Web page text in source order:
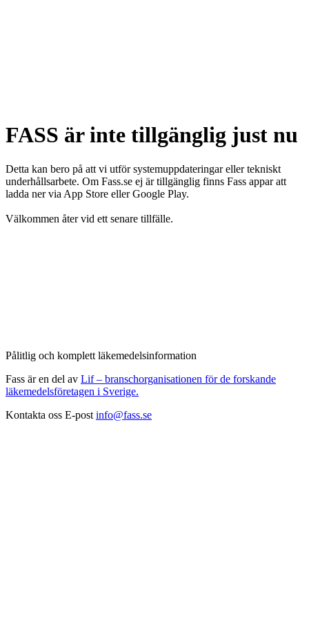
FASS är inte tillgänglig just nu
Detta kan bero på att vi utför systemuppdateringar eller tekniskt
underhållsarbete. Om Fass.se ej är tillgänglig finns Fass appar att
ladda ner via App Store eller Google Play.
Välkommen åter vid ett senare tillfälle.
Pålitlig och komplett läkemedelsinformation
Fass är en del av Lif – branschorganisationen för de forskande
läkemedelsföretagen i Sverige.
Kontakta oss E-post info@fass.se